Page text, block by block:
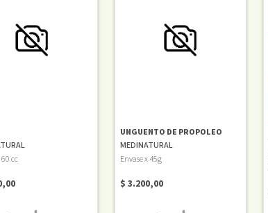
cc
UNGUENTO DE PROPOLEO
MEDINATURAL
Envase x 45g
$ 3.200,00